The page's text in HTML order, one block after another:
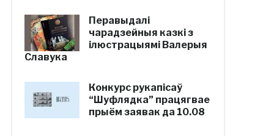
Перавыдалі
чарадзейныя казкі з
ілюстрацыямі Валерыя
Славука
Конкурс рукапісаў
“Шуфлядка” працягвае
прыём заявак да 10.08